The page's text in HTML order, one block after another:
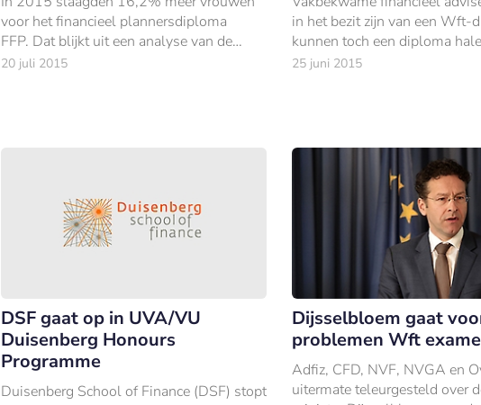
voor het financieel plannersdiploma
FFP. Dat blijkt uit een analyse van de
beroepsorganisatie voor financieel
20 juli 2015
in het bezit zijn van een Wft-
kunnen toch een diploma
schoolbanken in te moeten.
25 juni 2015
DSF gaat op in UVA/VU
Duisenberg Honours
Programme
Duisenberg School of Finance (DSF) stopt
Dijsselbloem gaat
problemen Wft
Adfiz, CFD, NVF, NVGA en
uitermate teleurgesteld over